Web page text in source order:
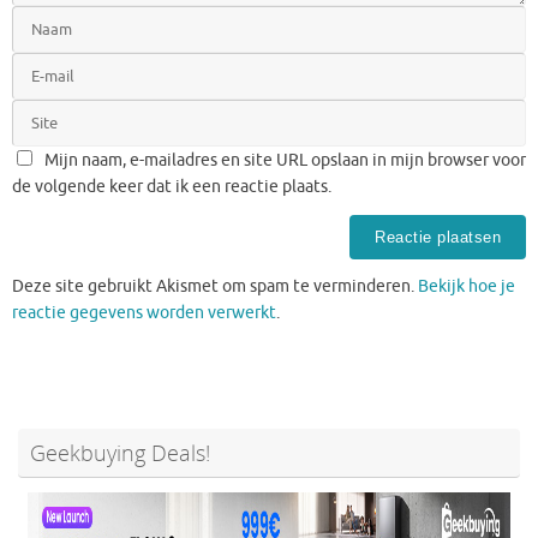
Mijn naam, e-mailadres en site URL opslaan in mijn browser voor
de volgende keer dat ik een reactie plaats.
Deze site gebruikt Akismet om spam te verminderen. Bekijk hoe je
reactie gegevens worden verwerkt.
Geekbuying Deals!